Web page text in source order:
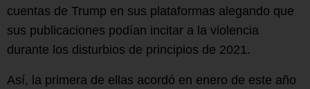
cuentas de Trump en sus plataformas alegando que
sus publicaciones podían incitar a la violencia
durante los disturbios de principios de 2021.
Así, la primera de ellas acordó en enero de este año